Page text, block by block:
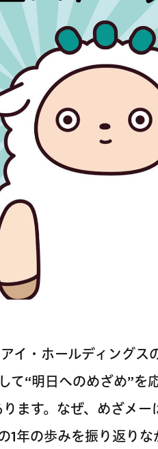
イ・ホールディングス
て“明日へのめざめ”を
ます。なぜ、めざメー
年の歩みを振り返りな